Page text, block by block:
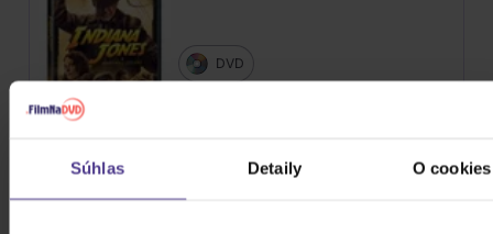
Súhlas Detaily O cookies
DVD